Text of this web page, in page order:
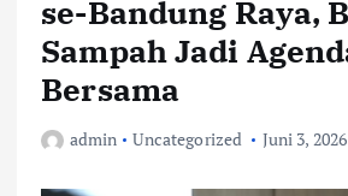
se-Bandung Raya,
Sampah Jadi
Bersama
admin Uncategorized Juni 3, 2026